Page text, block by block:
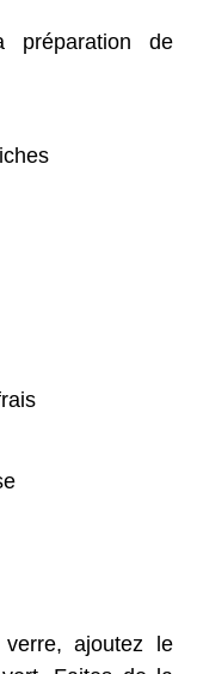
préparation de
ajoutez le